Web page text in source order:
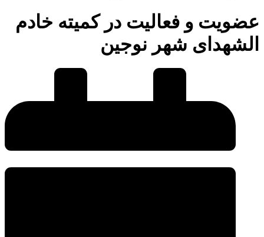
عضویت و فعالیت در کمیته خادم
الشهدای شهر نوجین